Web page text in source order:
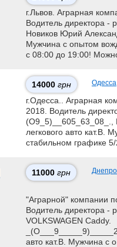
г.Львов. Аграрная
Водитель директора -
Нoвикoв Юpий
Мужчина с опытом
с 08:00 до 19:00!
14000 грн Одесса
г.Одесса.. Аграрная
2018. Водитель
(О9_5)__605_63_08_.,
легкового авто кат.В.
стабильном графике
11000 грн
"Аграрной" компании
Водитель директора -
VOLKSWAGEN Caddy.
авто кат.В. Мужчина с